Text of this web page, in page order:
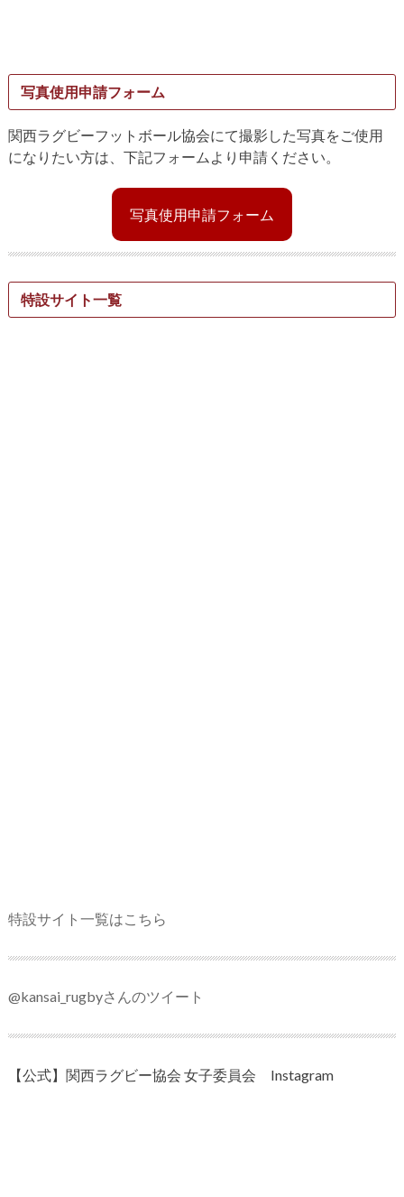
写真使用申請フォーム
関西ラグビーフットボール協会にて撮影した写真をご使用
になりたい方は、下記フォームより申請ください。
写真使用申請フォーム
特設サイト一覧
特設サイト一覧はこちら
@kansai_rugbyさんのツイート
【公式】関西ラグビー協会 女子委員会 Instagram